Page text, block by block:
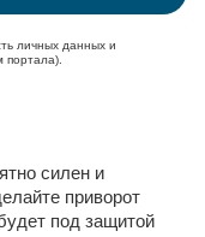
личных данных и
портала).
силен и
приворот
под защитой